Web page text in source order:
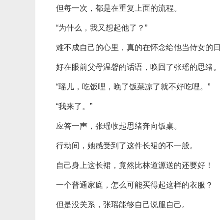
但每一次，都是在重复上面的流程。
“为什么，我又想起他了？”
难不成自己的心里，真的在怀念给他当侍女的
好在眼前父母温馨的话语，唤回了张瑶的思绪。
“瑶儿，吃饭哩，晚了饭菜凉了就不好吃哩。”
“我来了。”
应答一声，张瑶收起思绪奔向饭桌。
行动间，她感受到了这件长裙的不一般。
自己身上这长裙，竟然比林道源送的还要好！
一个普通家庭，怎么可能买得起这样的衣服？
但是没关系，张瑶能够自己说服自己。